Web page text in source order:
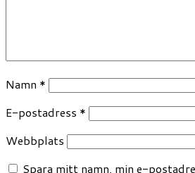
Namn *
E-postadress *
Webbplats
Spara mitt namn, min e-